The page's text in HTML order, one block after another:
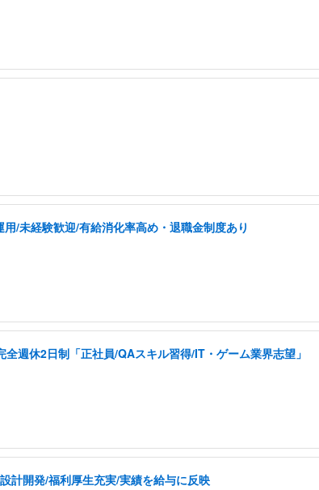
/未経験歓迎/有給消化率高め・退職金制度あり
週休2日制「正社員/QAスキル習得/IT・ゲーム業界志望」
計開発/福利厚生充実/実績を給与に反映